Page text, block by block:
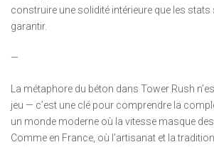
construire une solidité intérieure que les stats
garantir.
—
La métaphore du béton dans Tower Rush
jeu — c’est une clé pour comprendre la
un monde moderne où la vitesse masque
Comme en France, où l’artisanat et la